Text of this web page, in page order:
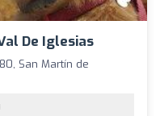
De Iglesias
San Martín de